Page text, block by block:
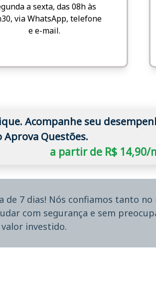
a sexta, das 08h às
via WhatsApp, telefone
e e-mail.
Acompanhe seu
Aprova Questões.
a partir de R$ 14,90/
de 7 dias! Nós confiamos tanto
com segurança e sem
investido.